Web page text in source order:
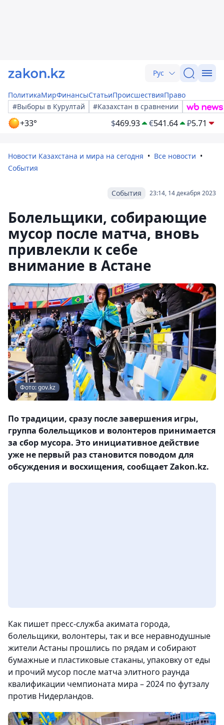
Рус
ПолитикаМирФинансыСтатьиПроисшествияПраво
#Выборы в Курултай
#Казахстан в сравнении
+33° $469.93 €541.64 ₽5.71
Новости Казахстана и мира на сегодня
Все новости
События
23:14, 14 декабря 2023
События
Болельщики, собирающие
мусор после матча, вновь
привлекли к себе
внимание в Астане
Фото: gov.kz
По традиции, сразу после завершения игры,
группа болельщиков и волонтеров принимается
за сбор мусора. Это инициативное действие
уже не первый раз становится поводом для
обсуждения и восхищения, сообщает Zakon.kz.
Как пишет пресс-служба акимата города,
болельщики, волонтеры, так и все неравнодушные
жители Астаны прошлись по рядам и собирают
бумажные и пластиковые стаканы, упаковку от еды
и прочий мусор после матча элитного раунда
квалификации чемпионата мира – 2024 по футзалу
против Нидерландов.